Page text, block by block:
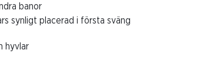
banor
synligt placerad i första sväng
hyvlar